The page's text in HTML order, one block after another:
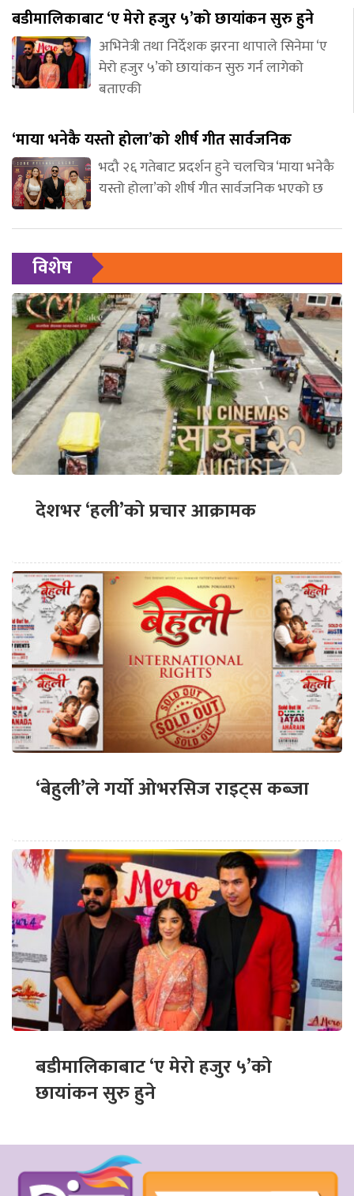
बडीमालिकाबाट ‘ए मेरो हजुर ५’को छायांकन सुरु हुने
अभिनेत्री तथा निर्देशक झरना थापाले सिनेमा ‘ए
मेरो हजुर ५’को छायांकन सुरु गर्न लागेको
बताएकी
‘माया भनेकै यस्तो होला’को शीर्ष गीत सार्वजनिक
भदौ २६ गतेबाट प्रदर्शन हुने चलचित्र ‘माया भनेकै
यस्तो होला’को शीर्ष गीत सार्वजनिक भएको छ
विशेष
देशभर ‘हली’को प्रचार आक्रामक
‘बेहुली’ले गर्यो ओभरसिज राइट्स कब्जा
बडीमालिकाबाट ‘ए मेरो हजुर ५’को
छायांकन सुरु हुने